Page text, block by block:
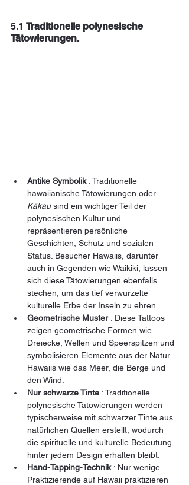
5.1 Traditionelle polynesische
Tätowierungen.
Antike Symbolik : Traditionelle
hawaiianische Tätowierungen oder
Kākau sind ein wichtiger Teil der
polynesischen Kultur und
repräsentieren persönliche
Geschichten, Schutz und sozialen
Status. Besucher Hawaiis, darunter
auch in Gegenden wie Waikiki, lassen
sich diese Tätowierungen ebenfalls
stechen, um das tief verwurzelte
kulturelle Erbe der Inseln zu ehren.
Geometrische Muster : Diese Tattoos
zeigen geometrische Formen wie
Dreiecke, Wellen und Speerspitzen und
symbolisieren Elemente aus der Natur
Hawaiis wie das Meer, die Berge und
den Wind.
Nur schwarze Tinte : Traditionelle
polynesische Tätowierungen werden
typischerweise mit schwarzer Tinte aus
natürlichen Quellen erstellt, wodurch
die spirituelle und kulturelle Bedeutung
hinter jedem Design erhalten bleibt.
Hand-Tapping-Technik : Nur wenige
Praktizierende auf Hawaii praktizieren